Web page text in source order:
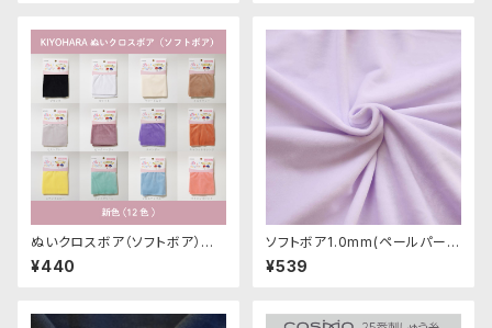
ぬいクロスボア（ソフトボア）カッ
トクロス各色A（新色）｜清原株
式会社
¥440
ソフトボア1.0mm(ペールパープ
ル)SSB048 ぬいぐるみ用短毛
ボア生地 20cm
¥539